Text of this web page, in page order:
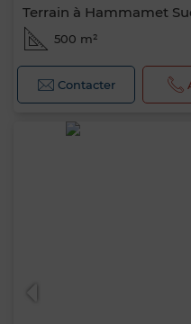
Terrain à Hammamet
500 m²
Contacter